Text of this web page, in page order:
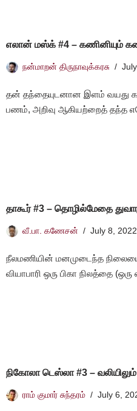
எலான் மஸ்க் #4 – கணினியும்
நன்மாறன் திருநாவுக்கரசு
தன் தந்தையுடனான இளம் வயது
பணம், அறிவு ஆகியற்றைத் தந்த
தாகூர் #3 – தொழில்மேதை
வீ.பா. கணேசன் July 8, 2022
நீலமணியின் மனமுடைந்த
வியாபாரி ஒரு பிகா நிலத்தை
நிகோலா டெஸ்லா #3 –
ராம் குமார் சுந்தரம் July 6,